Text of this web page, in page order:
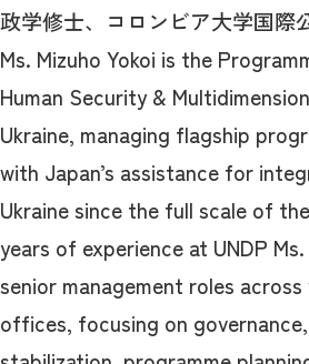
政学修士、コロンビア大学国際
Ms. Mizuho Yokoi is the
Human Security &
Ukraine, managing flagship
with Japan’s assistance for
Ukraine since the full scale of
years of experience at UNDP
senior management roles across
offices, focusing on